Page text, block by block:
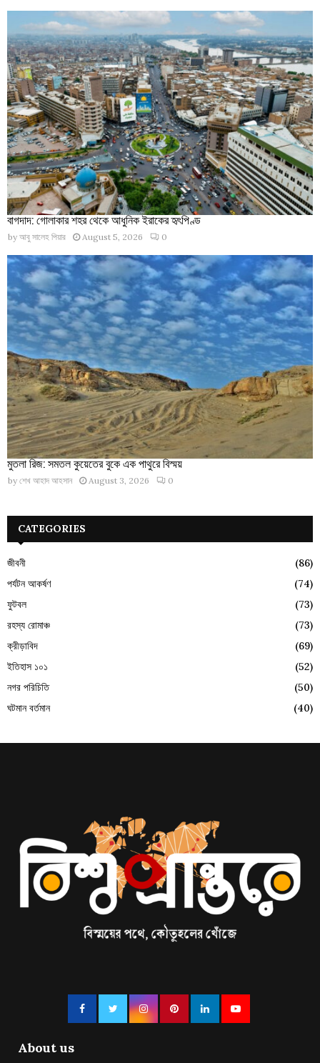
বাগদাদ: গোলাকার শহর থেকে আধুনিক ইরাকের হৃৎপিণ্ড
by আবু সালেহ পিয়ার August 5, 2026 0
মুতলা রিজ: সমতল কুয়েতের বুকে এক পাথুরে বিস্ময়
by শেখ আহাদ আহসান August 3, 2026 0
CATEGORIES
জীবনী
(86)
পর্যটন আকর্ষণ
(74)
ফুটবল
(73)
রহস্য রোমাঞ্চ
(73)
ক্রীড়াবিদ
(69)
ইতিহাস ১০১
(52)
নগর পরিচিতি
(50)
ঘটমান বর্তমান
(40)
About us